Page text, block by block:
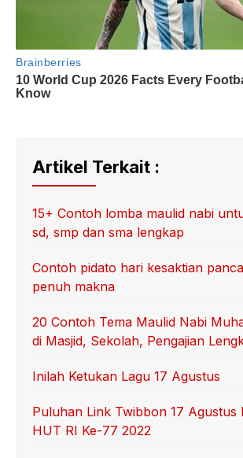
Artikel Terkait :
15+ Contoh lomba maulid nabi
sd, smp dan sma lengkap
Contoh pidato hari kesaktian
penuh makna
20 Contoh Tema Maulid Nabi
di Masjid, Sekolah, Pengajian
Inilah Ketukan Lagu 17 Agustus
Puluhan Link Twibbon 17 Agustus
HUT RI Ke-77 2022